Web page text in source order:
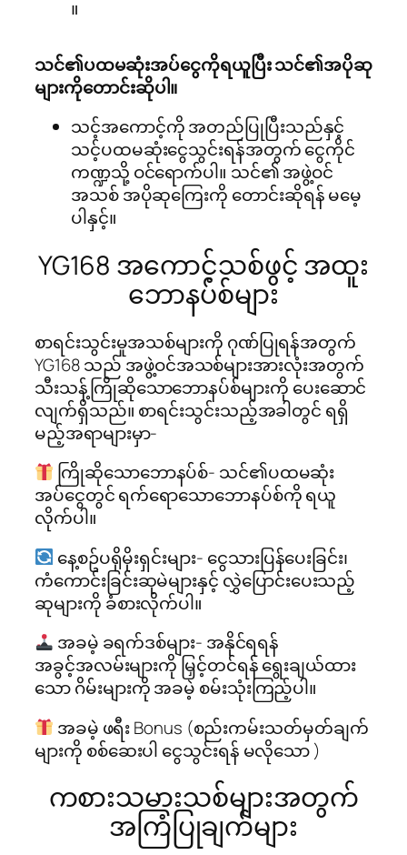
။
သင်၏ပထမဆုံးအပ်ငွေကိုရယူပြီး သင်၏အပိုဆု
များကိုတောင်းဆိုပါ။
သင့်အကောင့်ကို အတည်ပြုပြီးသည်နှင့်
သင့်ပထမဆုံးငွေသွင်းရန်အတွက် ငွေကိုင်
ကဏ္ဍသို့ ဝင်ရောက်ပါ။ သင်၏ အဖွဲ့ဝင်
အသစ် အပိုဆုကြေးကို တောင်းဆိုရန် မမေ့
ပါနှင့်။
YG168 အကောင့်သစ်ဖွင့် အထူး
ဘောနပ်စ်များ
စာရင်းသွင်းမှုအသစ်များကို ဂုဏ်ပြုရန်အတွက်
YG168 သည် အဖွဲ့ဝင်အသစ်များအားလုံးအတွက်
သီးသန့်ကြိုဆိုသောဘောနပ်စ်များကို ပေးဆောင်
လျက်ရှိသည်။ စာရင်းသွင်းသည့်အခါတွင် ရရှိ
မည့်အရာများမှာ-
ကြိုဆိုသောဘောနပ်စ်- သင်၏ပထမဆုံး
အပ်ငွေတွင် ရက်ရောသောဘောနပ်စ်ကို ရယူ
လိုက်ပါ။
နေ့စဥ်ပရိုမိုးရှင်းများ- ငွေသားပြန်ပေးခြင်း၊
ကံကောင်းခြင်းဆုမဲများနှင့် လွှဲပြောင်းပေးသည့်
ဆုများကို ခံစားလိုက်ပါ။
အခမဲ့ ခရက်ဒစ်များ- အနိုင်ရရန်
အခွင့်အလမ်းများကို မြှင့်တင်ရန် ရွေးချယ်ထား
သော ဂိမ်းများကို အခမဲ့ စမ်းသုံးကြည့်ပါ။
အခမဲ့ ဖရီး Bonus (စည်းကမ်းသတ်မှတ်ချက်
များကို စစ်ဆေးပါ ငွေသွင်းရန် မလိုသော )
ကစားသမားသစ်များအတွက်
အကြံပြုချက်များ